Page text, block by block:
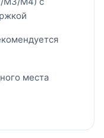
экосистему
всеми
места